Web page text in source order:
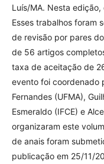
Luís/MA. Nesta
Esses trabalhos foram
de revisão por pares
de 56 artigos
taxa de aceitação de
evento foi coordenado
Fernandes (UFMA),
Esmeraldo (IFCE) e
organizaram este
de anais foram
publicação em 25/11/